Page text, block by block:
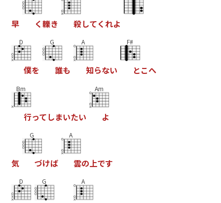
早 く轢き 殺してく れよ
D
僕を
G
誰も
A
知らない
F#
とこへ
Bm
行ってしまいたい
Am
よ
気
G
づけば
A
雲の上です
D G A